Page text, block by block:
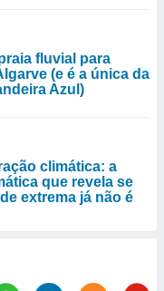
fluvial para
(e é a única da
Azul)
climática: a
que revela se
extrema já não é